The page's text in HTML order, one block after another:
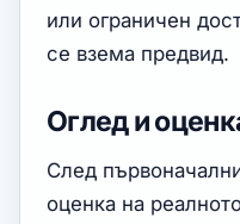
или ограничен
се взема предвид.
Оглед и
След
оценка на